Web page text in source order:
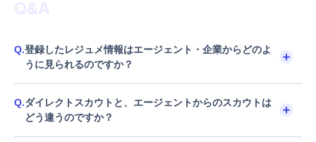
Q.登録したレジュメ情報はエージェント・企業からどのよ
うに見られるのですか？
Q.ダイレクトスカウトと、エージェントからのスカウトは
どう違うのですか？